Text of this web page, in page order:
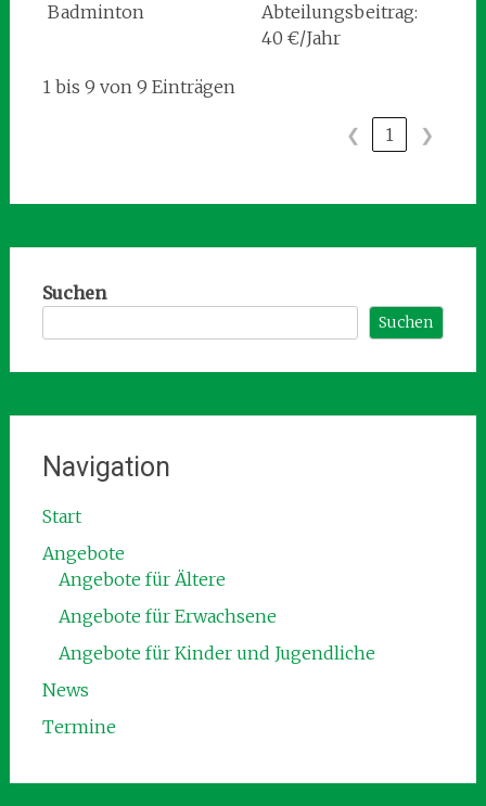
Badminton
Abteilungsbeitrag:
40 €/Jahr
1 bis 9 von 9 Einträgen
❮ 1 ❯
Suchen
Suchen
Navigation
Start
Angebote
Angebote für Ältere
Angebote für Erwachsene
Angebote für Kinder und Jugendliche
News
Termine